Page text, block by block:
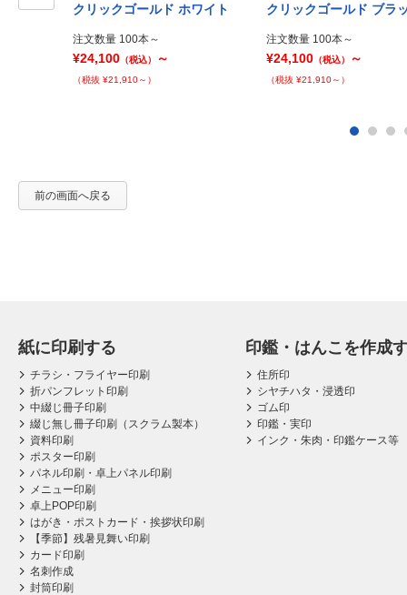
クリックゴールド ホワイト
注文数量 100本～
¥24,100 （税込） ～
（税抜 ¥21,910～）
クリックゴールド ブラ
注文数量 100本～
¥24,100 （税込） ～
（税抜 ¥21,910～）
前の画面へ戻る
紙に印刷する
チラシ・フライヤー印刷
折パンフレット印刷
中綴じ冊子印刷
綴じ無し冊子印刷（スクラム製本）
資料印刷
ポスター印刷
パネル印刷・卓上パネル印刷
メニュー印刷
卓上POP印刷
はがき・ポストカード・挨拶状印刷
【季節】残暑見舞い印刷
カード印刷
名刺作成
封筒印刷
印鑑・はんこを作成
住所印
シヤチハタ・浸透印
ゴム印
印鑑・実印
インク・朱肉・印鑑ケース等